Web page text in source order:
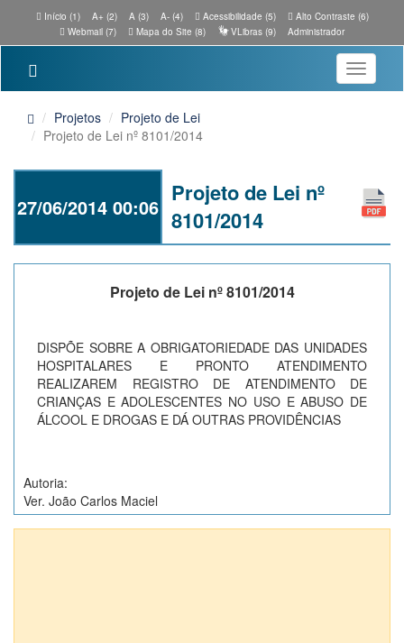
Início (1) A+ (2) A (3) A- (4) Acessibilidade (5)
Alto Contraste (6)
Webmail (7)
Mapa do Site (8) VLibras (9) Administrador
Toggle
Projetos
Projeto de Lei
Projeto de Lei nº 8101/2014
27/06/2014 00:06
Projeto de Lei nº
8101/2014
Projeto de Lei nº 8101/2014
DISPÕE SOBRE A OBRIGATORIEDADE DAS UNIDADES
HOSPITALARES E PRONTO ATENDIMENTO
REALIZAREM REGISTRO DE ATENDIMENTO DE
CRIANÇAS E ADOLESCENTES NO USO E ABUSO DE
ÁLCOOL E DROGAS E DÁ OUTRAS PROVIDÊNCIAS
Autoria:
Ver. João Carlos Maciel